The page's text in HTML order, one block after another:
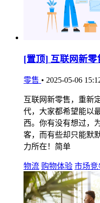
[置顶] 互联网新
零售 • 2025-05-06
互联网新零售，重新
代，大家都希望能以
西。你有没有想过，
客，而有些却只能默
力所在！简单
物流 购物体验 市场竞